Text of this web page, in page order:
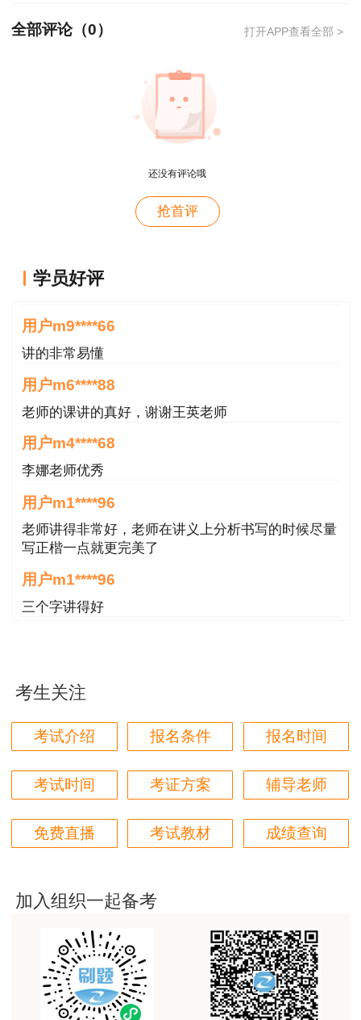
先选择绿色环保的产品。
总之，墙柱面装饰材料的选择是一个多因素考量的
过程，需要根据实际需求和偏好做出最合适的决
全部评论（0） 打开APP查看全部 >
还没有评论哦
抢首评
学员好评
用户zh****35
用户m9****66
讲的非常易懂
用户m6****88
老师的课讲的真好，谢谢王英老师
用户m4****68
李娜老师优秀
用户m1****96
老师讲得非常好，老师在讲义上分析书写的时候尽量
写正楷一点就更完美了
用户m1****96
三个字讲得好
用户m1****88
太喜欢王英老师了
用户m5****68
平台历史购买的课程，老师讲的多非常好
老师讲的很细致很认真，课件准备充分也非常有耐
用户m0****88
最棒的预习课
用户m2****66
越听越觉得好
考生关注
考试介绍 报名条件 报名时间
考试时间 考证方案 辅导老师
免费直播 考试教材 成绩查询
加入组织一起备考